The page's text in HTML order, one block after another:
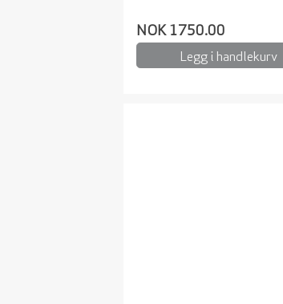
NOK 1750.00
Legg i handlekurv